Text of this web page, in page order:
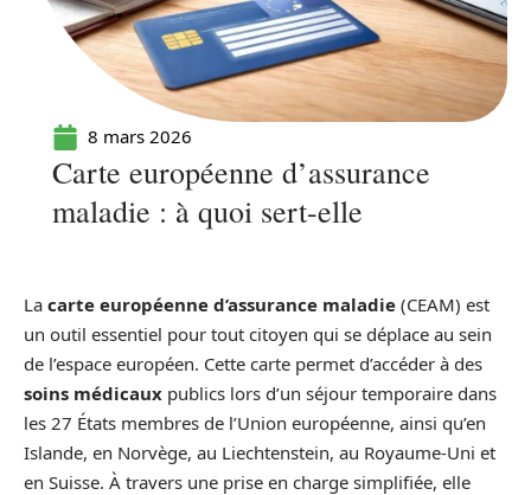
8 mars 2026
Carte européenne d’assurance
maladie : à quoi sert-elle
La carte européenne d’assurance maladie (CEAM) est
un outil essentiel pour tout citoyen qui se déplace au sein
de l’espace européen. Cette carte permet d’accéder à des
soins médicaux publics lors d’un séjour temporaire dans
les 27 États membres de l’Union européenne, ainsi qu’en
Islande, en Norvège, au Liechtenstein, au Royaume-Uni et
en Suisse. À travers une prise en charge simplifiée, elle